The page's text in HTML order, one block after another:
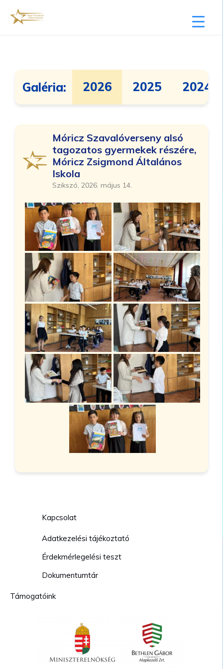
Galéria: 2026 2025 2024
Móricz Szavalóverseny alsó
tagozatos gyermekek részére,
Móricz Zsigmond Általános
Iskola
Szikszó, 2026. május 14.
Kapcsolat
Adatkezelési tájékoztató
Érdekmérlegelési teszt
Dokumentumtár
Támogatóink